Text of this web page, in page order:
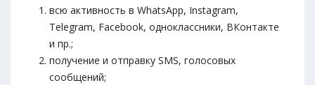
всю активность в WhatsApp, Instagram,
Telegram, Facebook, одноклассники, ВКонтакте
и пр.;
получение и отправку SMS, голосовых
сообщений;